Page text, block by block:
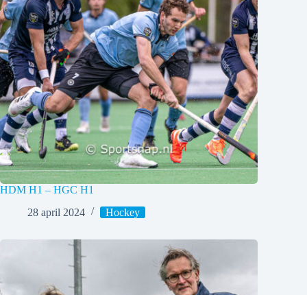
HDM H1 – HGC H1
28 april 2024
Hockey